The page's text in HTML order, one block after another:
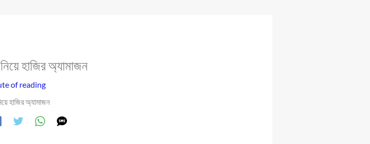
হাজির অ্যামাজন
of reading
হাজির অ্যামাজন